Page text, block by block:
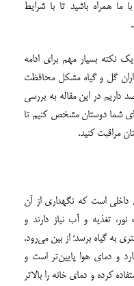
ما همراه باشید تا با شرایط
نکته بسیار مهم برای ادامه
گل و گیاه مشکل محافظت
داریم در این مقاله به بررسی
شما دوستان مشخص کنیم تا
مراقبت کنید.
است که نگهداری از آن
تغذیه و آب نیاز دارند و
به گیاه برسد؛ از بین می‌رود.
و دمای هوا پایین‌تر است و
کرده و دمای خانه را بالاتر